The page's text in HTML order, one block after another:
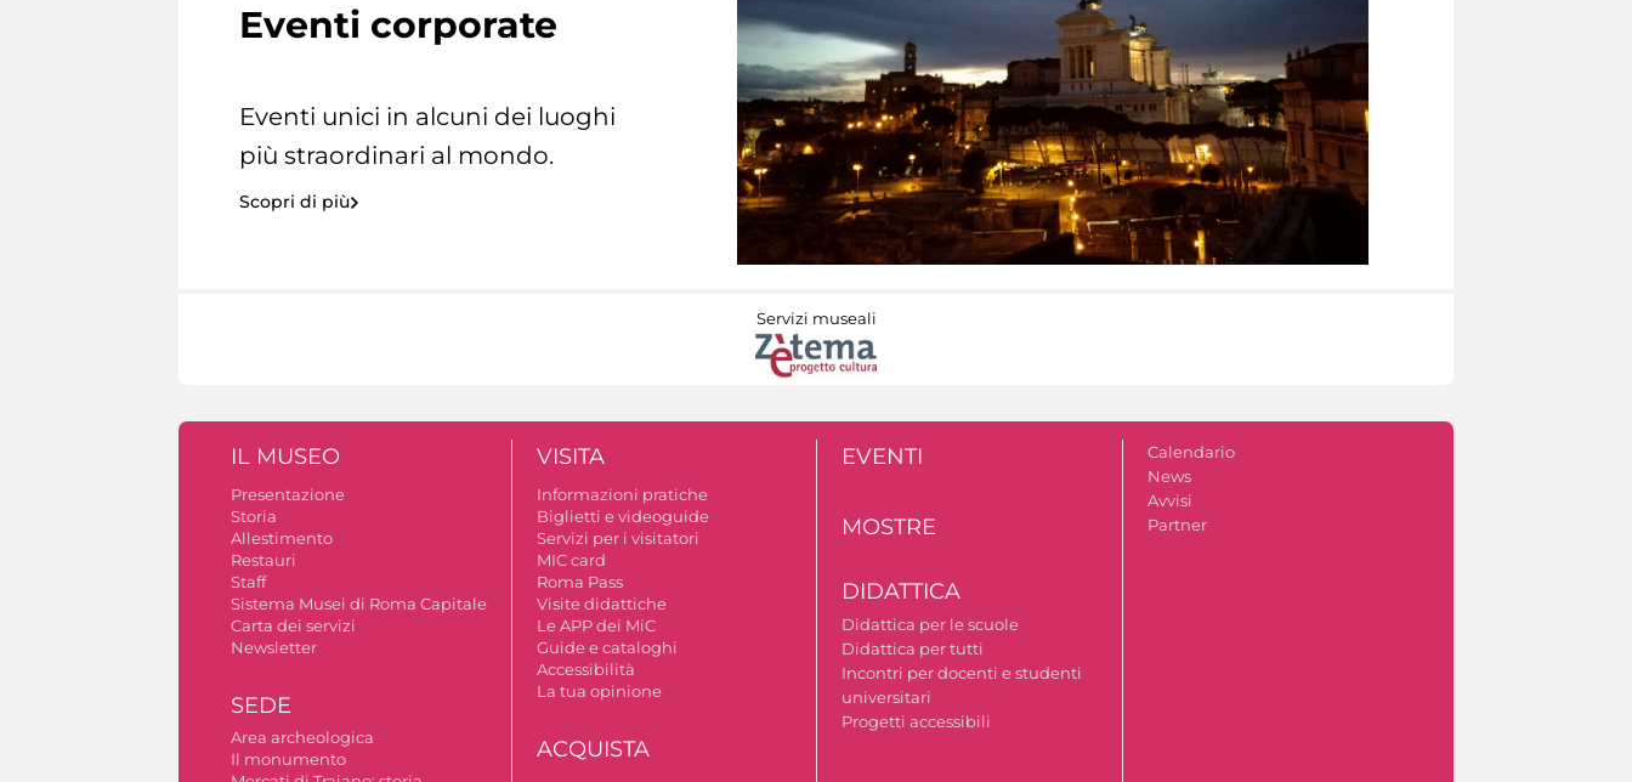
Eventi corporate
Eventi unici in alcuni dei luoghi
più straordinari al mondo.
Scopri di più
Servizi museali
IL MUSEO
Presentazione
Storia
Allestimento
Restauri
Staff
Sistema Musei di Roma Capitale
Carta dei servizi
Newsletter
SEDE
Area archeologica
Il monumento
VISITA
Informazioni pratiche
Biglietti e videoguide
Servizi per i visitatori
MIC card
Roma Pass
Visite didattiche
Le APP dei MiC
Guide e cataloghi
Accessibilità
La tua opinione
ACQUISTA
EVENTI
MOSTRE
DIDATTICA
Didattica per le scuole
Didattica per tutti
Incontri per docenti e studenti
universitari
Progetti accessibili
Calendario
News
Avvisi
Partner